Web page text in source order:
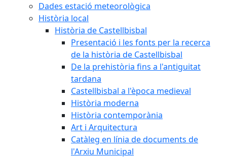
Dades estació meteorològica
Història local
Història de Castellbisbal
Presentació i les fonts per la recerca
de la història de Castellbisbal
De la prehistòria fins a l'antiguitat
tardana
Castellbisbal a l'època medieval
Història moderna
Història contemporània
Art i Arquitectura
Catàleg en línia de documents de
l'Arxiu Municipal